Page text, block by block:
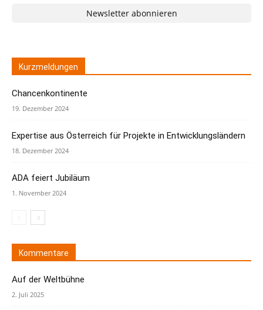
Newsletter abonnieren
Kurzmeldungen
Chancenkontinente
19. Dezember 2024
Expertise aus Österreich für Projekte in Entwicklungsländern
18. Dezember 2024
ADA feiert Jubiläum
1. November 2024
Kommentare
Auf der Weltbühne
2. Juli 2025